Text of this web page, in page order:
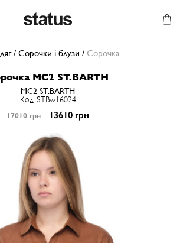
/ Сорочки і блузи / Сорочка
MC2 ST.BARTH
MC2 ST.BARTH
Код: STBw16024
17010 грн 13610 грн